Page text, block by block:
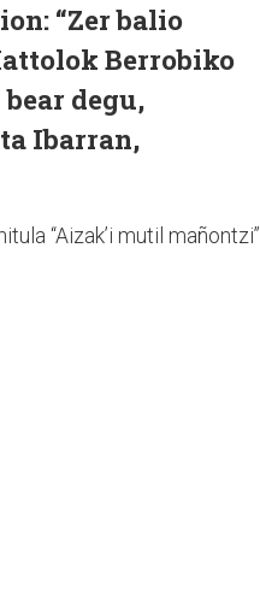
“Zer balio
Berrobiko
degu,
Ibarran,
“Aizak’i mutil mañontzi”